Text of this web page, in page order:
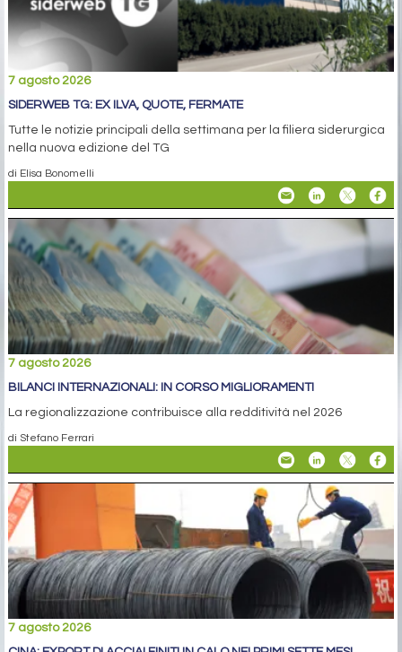
7 agosto 2026
SIDERWEB TG: EX ILVA, QUOTE, FERMATE
Tutte le notizie principali della settimana per la filiera siderurgica
nella nuova edizione del TG
di Elisa Bonomelli
7 agosto 2026
BILANCI INTERNAZIONALI: IN CORSO MIGLIORAMENTI
La regionalizzazione contribuisce alla redditività nel 2026
di Stefano Ferrari
7 agosto 2026